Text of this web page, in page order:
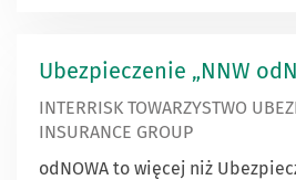
Ubezpieczenie „NNW
INTERRISK TOWARZYSTWO
INSURANCE GROUP
odNOWA to więcej niż